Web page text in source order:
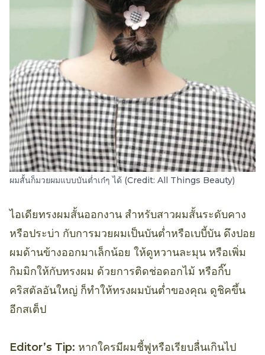
ผมสั้นก็มวยผมแบบบันต่ำเก๋ๆ ได้ (Credit: All Things Beauty)
ไอเดียทรงผมสั้นออกงาน สำหรับสาวผมสั้นระดับคาง
หรือประบ่า กับการมวยผมเป็นบันต่ำหรือเบบี้บัน ดึงปอย
ผมด้านข้างออกมาเล็กน้อย ให้ดูหวานละมุน หรือเพิ่ม
กิมมิกให้กับทรงผม ด้วยการติดช่อดอกไม้ หรือกิ๊บ
คริสตัลอันใหญ่ ก็ทำให้ทรงผมบันต่ำของคุณ ดูชิคขึ้น
อีกสเต็ป
Editor’s Tip: หากใครมีผมชี้ฟูหรือเรียบลื่นเกินไป